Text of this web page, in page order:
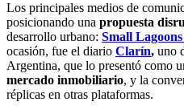
Los principales medios de
posicionando una propuesta
desarrollo urbano: Small
ocasión, fue el diario Clarín, uno
Argentina, que lo presentó como
mercado inmobiliario, y la
réplicas en otras plataformas.